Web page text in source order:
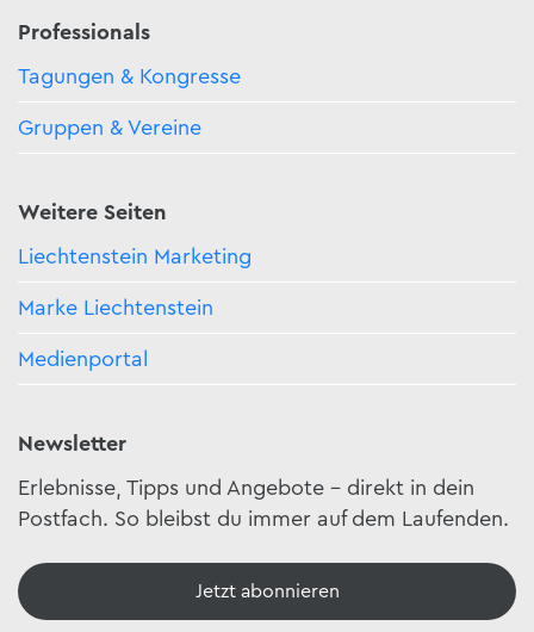
Professionals
Tagungen & Kongresse
Gruppen & Vereine
Weitere Seiten
Liechtenstein Marketing
Marke Liechtenstein
Medienportal
Newsletter
Erlebnisse, Tipps und Angebote – direkt in dein
Postfach. So bleibst du immer auf dem Laufenden.
Jetzt abonnieren